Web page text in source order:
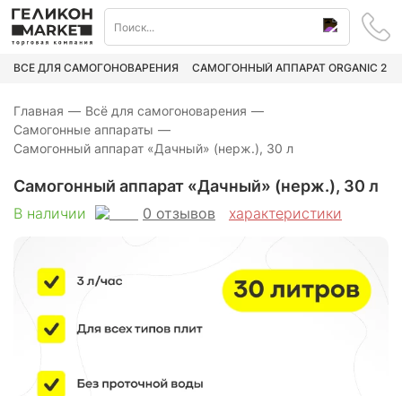
ВСЁ ДЛЯ САМОГОНОВАРЕНИЯ САМОГОННЫЙ АППАРАТ ORGANIC 2
Главная — Всё для самогоноварения —
Самогонные аппараты —
Самогонный аппарат «‎Дачный» (нерж.), 30 л
Самогонный аппарат «‎Дачный» (нерж.), 30 л
В наличии 0 отзывов характеристики